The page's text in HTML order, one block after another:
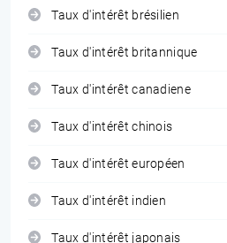
Taux d'intérêt brésilien
Taux d'intérêt britannique
Taux d'intérêt canadiene
Taux d'intérêt chinois
Taux d'intérêt européen
Taux d'intérêt indien
Taux d'intérêt japonais